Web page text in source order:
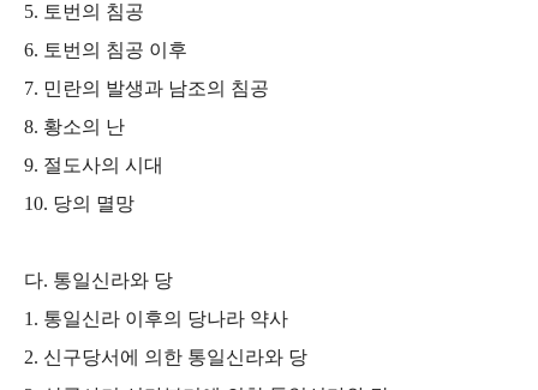
5. 토번의 침공
6. 토번의 침공 이후
7. 민란의 발생과 남조의 침공
8. 황소의 난
9. 절도사의 시대
10. 당의 멸망
다. 통일신라와 당
1. 통일신라 이후의 당나라 약사
2. 신구당서에 의한 통일신라와 당